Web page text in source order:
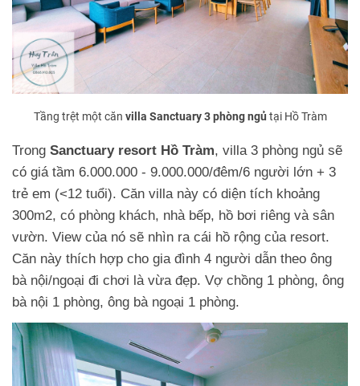
Tầng trệt một căn villa Sanctuary 3 phòng ngủ tại Hồ Tràm
Trong Sanctuary resort Hồ Tràm, villa 3 phòng ngủ sẽ
có giá tầm 6.000.000 - 9.000.000/đêm/6 người lớn + 3
trẻ em (<12 tuổi). Căn villa này có diện tích khoảng
300m2, có phòng khách, nhà bếp, hồ bơi riêng và sân
vườn. View của nó sẽ nhìn ra cái hồ rộng của resort.
Căn này thích hợp cho gia đình 4 người dẫn theo ông
bà nội/ngoại đi chơi là vừa đẹp. Vợ chồng 1 phòng, ông
bà nội 1 phòng, ông bà ngoại 1 phòng.